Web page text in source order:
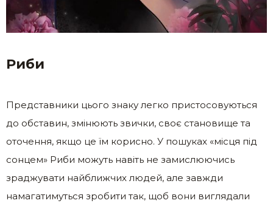
Риби
Представники цього знаку легко пристосовуються
до обставин, змінюють звички, своє становище та
оточення, якщо це їм корисно. У пошуках «місця під
сонцем» Риби можуть навіть не замислюючись
зраджувати найближчих людей, але завжди
намагатимуться зробити так, щоб вони виглядали